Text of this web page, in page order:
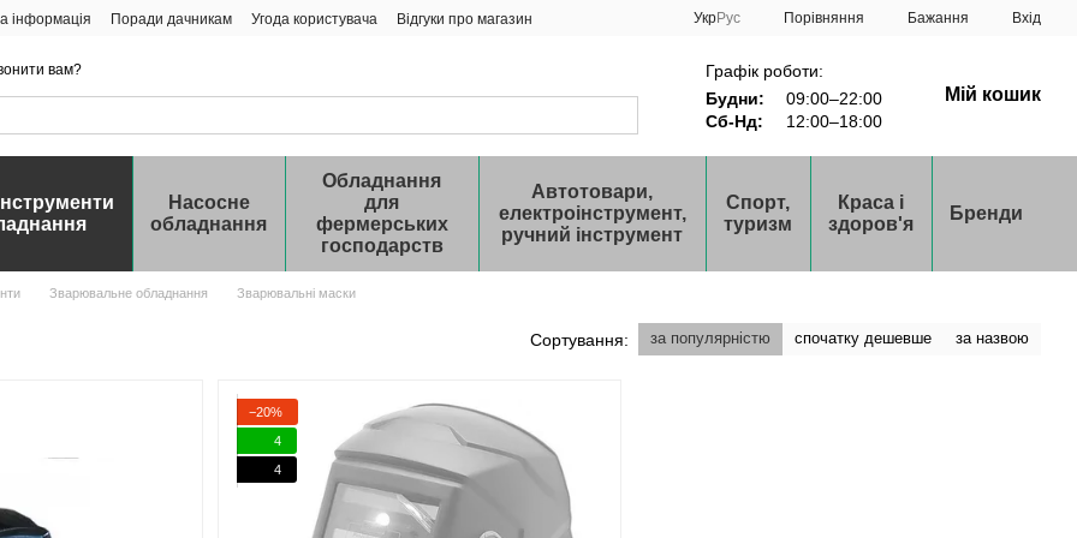
інформація Поради дачникам Угода користувача Відгуки про магазин УкрРус Порівняння Бажання Вхід
вам?
Графік роботи:
Будни:
09:00–22:00
Сб-Нд:
12:00–18:00
Мій кошик
Насосне
обладнання
Обладнання
для
фермерських
господарств
Автотовари,
електроінструмент,
ручний інструмент
Спорт,
туризм
Краса і
здоров'я
Бренди
Зварювальне обладнання Зварювальні маски
Сортування: за популярністю спочатку дешевше за назвою
−20%
4
4